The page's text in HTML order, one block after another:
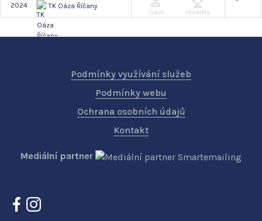
2024
TK Oáza Říčany
Účast Výsledky
Podmínky využívání služeb
Podmínky webu
Ochrana osobních údajů
Kontakt
Mediální partner